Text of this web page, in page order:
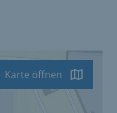
Karte öffnen